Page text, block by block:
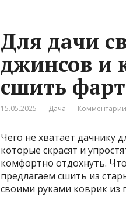
Для дачи
джинсов и
сшить
15.05.2025 Дача
Чего не хватает дачнику
которые скрасят и
комфортно отдохнуть.
предлагаем сшить из
своими руками коврик из